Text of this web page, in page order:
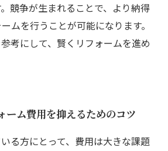
競争が生まれることで、より納得
ムを行うことが可能になります。
考にして、賢くリフォームを進め
ーム費用を抑えるためのコツ
る方にとって、費用は大きな課題